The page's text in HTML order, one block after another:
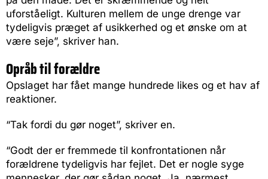
uforståeligt. Kulturen mellem de unge drenge var
tydeligvis præget af usikkerhed og et ønske om at
være seje”, skriver han.
Opråb til forældre
Opslaget har fået mange hundrede likes og et hav af
reaktioner.
“Tak fordi du gør noget”, skriver en.
“Godt der er fremmede til konfrontationen når
forældrene tydeligvis har fejlet. Det er nogle syge